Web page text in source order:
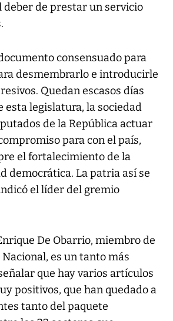
deber de prestar un servicio
consensuado para
desmembrarlo e introducirle
Quedan escasos días
esta legislatura, la sociedad
de la República actuar
para con el país,
el fortalecimiento de la
democrática. La patria así se
el líder del gremio
De Obarrio, miembro de
es un tanto más
que hay varios artículos
positivos, que han quedado a
tanto del paquete